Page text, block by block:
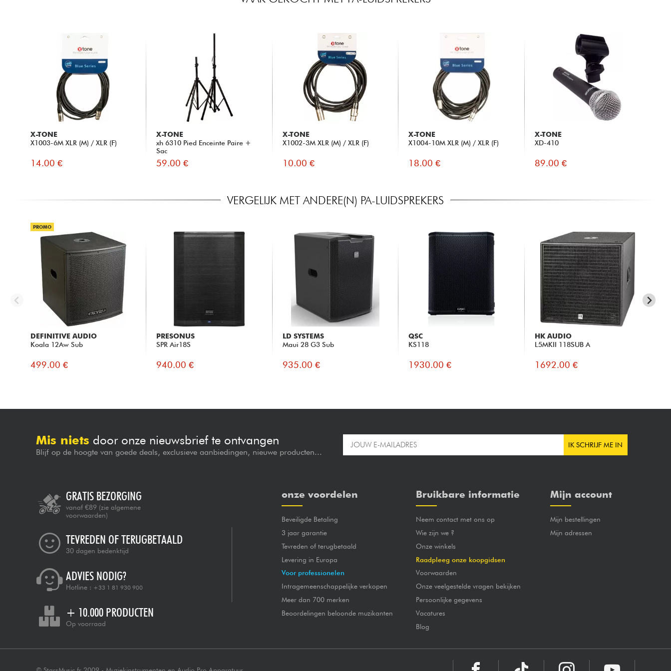
X-TONE
X1003-6M XLR (M) / XLR (F)
14.00 €
X-TONE
xh 6310 Pied Enceinte Paire +
Sac
59.00 €
X-TONE
X1002-3M XLR (M) / XLR (F)
10.00 €
X-TONE
X1004-10M XLR (M) / XLR (F)
18.00 €
X-TONE
XD-410
89.00 €
VERGELIJK MET ANDERE(N) PA-LUIDSPREKERS
PROMO
DEFINITIVE AUDIO
Koala 12Aw Sub
499.00 €
PRESONUS
SPR Air18S
940.00 €
LD SYSTEMS
Maui 28 G3 Sub
935.00 €
QSC
KS118
1930.00 €
HK AUDIO
L5MKII 118SUB A
1692.00 €
Mis niets door onze nieuwsbrief te ontvangen
Blijf op de hoogte van goede deals, exclusieve aanbiedingen, nieuwe producten...
IK SCHRIJF ME IN
GRATIS BEZORGING
vanaf €89 (zie algemene
voorwaarden)
TEVREDEN OF TERUGBETAALD
30 dagen bedenktijd
ADVIES NODIG?
Hotline : +33 1 81 930 900
+ 10.000 PRODUCTEN
Op voorraad
onze voordelen
Beveiligde Betaling
3 jaar garantie
Tevreden of terugbetaald
Levering in Europa
Voor professionelen
Intragemeenschappelijke verkopen
Meer dan 700 merken
Beoordelingen beloonde muzikanten
Bruikbare informatie
Neem contact met ons op
Wie zijn we ?
Onze winkels
Raadpleeg onze koopgidsen
Voorwaarden
Onze veelgestelde vragen bekijken
Persoonlijke gegevens
Vacatures
Blog
Mijn account
Mijn bestellingen
Mijn adressen